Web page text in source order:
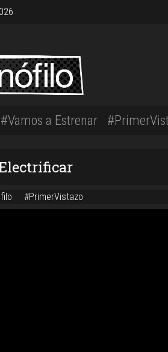
#Vamos a Estrenar
#PrimerVistazo